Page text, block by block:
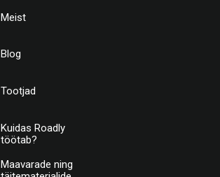
Meist
Blog
Tootjad
Kuidas Roadly
töötab?
Maavarade ning